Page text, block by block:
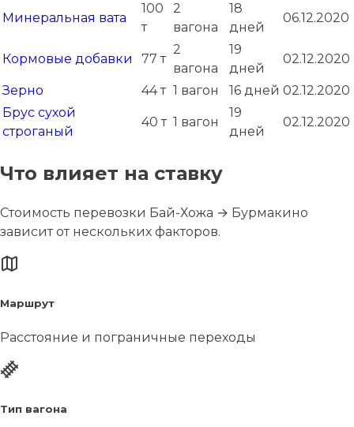
Минеральная вата
100
т
2
вагона
18
дней
06.12.2020
Кормовые добавки 77 т
2
вагона
19
дней
02.12.2020
Зерно 44 т 1 вагон 16 дней 02.12.2020
Брус сухой
строганый
40 т 1 вагон
19
дней
02.12.2020
Что влияет на ставку
Стоимость перевозки Бай-Хожа → Бурмакино
зависит от нескольких факторов.
Маршрут
Расстояние и пограничные переходы
Тип вагона